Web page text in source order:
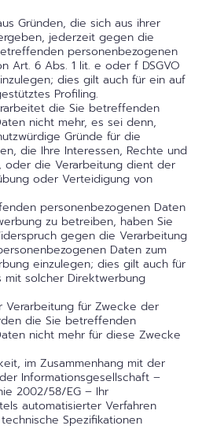
Gründen, die sich aus ihrer
jederzeit gegen die
personenbezogenen
Art. 6 Abs. 1 lit. e oder f DSGVO
dies gilt auch für ein auf
Profiling.
die Sie betreffenden
nicht mehr, es sei denn,
Gründe für die
die Ihre Interessen, Rechte und
oder die Verarbeitung dient der
oder Verteidigung von
personenbezogenen Daten
zu betreiben, haben Sie
gegen die Verarbeitung
Daten zum
einzulegen; dies gilt auch für
mit solcher Direktwerbung
Verarbeitung für Zwecke der
die Sie betreffenden
nicht mehr für diese Zwecke
im Zusammenhang mit der
Informationsgesellschaft –
2002/58/EG – Ihr
automatisierter Verfahren
Spezifikationen